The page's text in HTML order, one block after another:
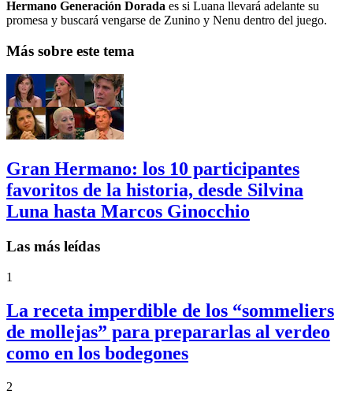
Hermano Generación Dorada es si Luana llevará adelante su
promesa y buscará vengarse de Zunino y Nenu dentro del juego.
Más sobre este tema
Gran Hermano: los 10 participantes
favoritos de la historia, desde Silvina
Luna hasta Marcos Ginocchio
Las más leídas
1
La receta imperdible de los “sommeliers
de mollejas” para prepararlas al verdeo
como en los bodegones
2